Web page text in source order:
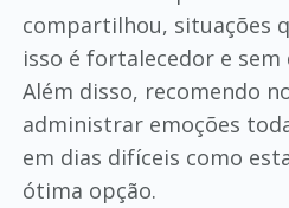
compartilhou, situações
isso é fortalecedor e sem
Além disso, recomendo
administrar emoções
em dias difíceis como
ótima opção.